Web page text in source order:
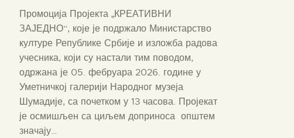
Промоција Пројекта „КРЕАТИВНИ
ЗАЈЕДНО“, које је подржало Министарство
културе Републике Србије и изложба радова
учесника, који су настали тим поводом,
одржана је 05. фебруара 2026. године у
Уметничкој галерији Народног музеја
Шумадије, са почетком у 13 часова. Пројекат
је осмишљен са циљем доприноса општем
значају…